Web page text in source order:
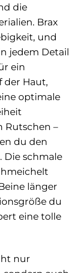
die
Brax
und
jedem Detail
ein
der Haut,
optimale
Rutschen –
du den
Die schmale
länger
du
eine tolle
nur